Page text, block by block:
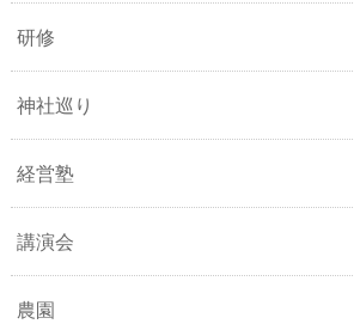
研修
神社巡り
経営塾
講演会
農園